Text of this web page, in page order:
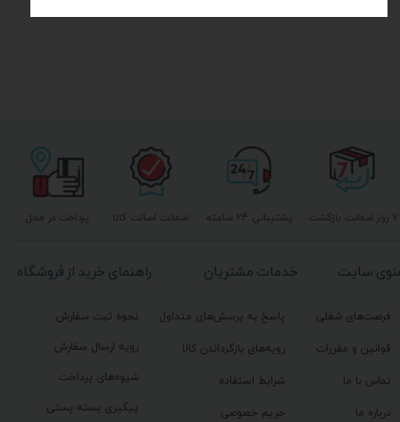
پشتیبانی ۲۴ ساعته پرداخت در محل ۷ روز ضمانت بازگشت ضمانت اصالت کالا
راهنمای خرید از فروشگاه
نحوه ثبت سفارش
رویه ارسال سفارش
شیوه‌های پرداخت
پیگیری بسته پستی
خدمات مشتریان
پاسخ به پرسش‌های متداول
رویه‌های بازگرداندن کالا
شرایط استفاده
حریم خصوصی
سایت
فرصت‌های شغلی
قوانین و مقررات
تماس با ما
درباره ما